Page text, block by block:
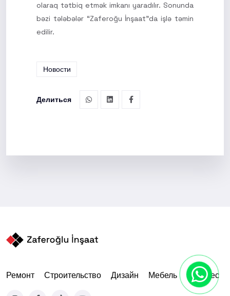
olaraq tətbiq etmək imkanı yaradılır. Sonunda
bəzi tələbələr “Zaferoğu İnşaat”da işlə təmin
edilir.
Новости
Делиться
Ремонт Строительство Дизайн Мебель Занавес